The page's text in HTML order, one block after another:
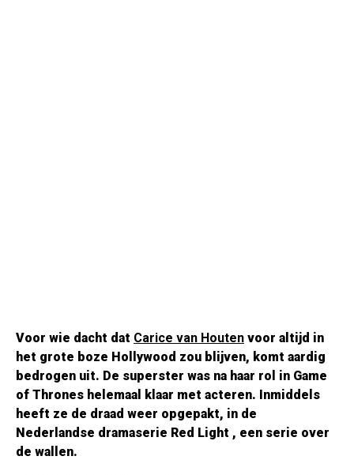
Voor wie dacht dat Carice van Houten voor altijd in
het grote boze Hollywood zou blijven, komt aardig
bedrogen uit. De superster was na haar rol in Game
of Thrones helemaal klaar met acteren. Inmiddels
heeft ze de draad weer opgepakt, in de
Nederlandse dramaserie Red Light , een serie over
de wallen.